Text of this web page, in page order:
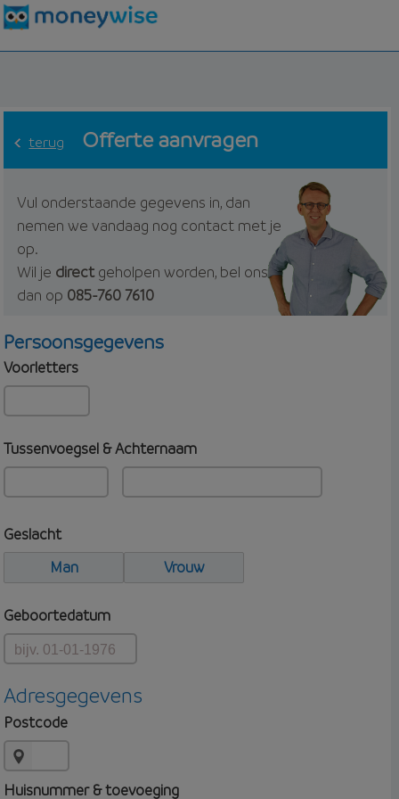
terug Offerte aanvragen
Vul onderstaande gegevens in, dan
nemen we vandaag nog contact met je
op.
Wil je directgeholpen worden, bel ons
dan op 085-760 7610
Persoonsgegevens
Voorletters
Tussenvoegsel & Achternaam
Geslacht
Man
Vrouw
Geboortedatum
Adresgegevens
Postcode
Huisnummer & toevoeging